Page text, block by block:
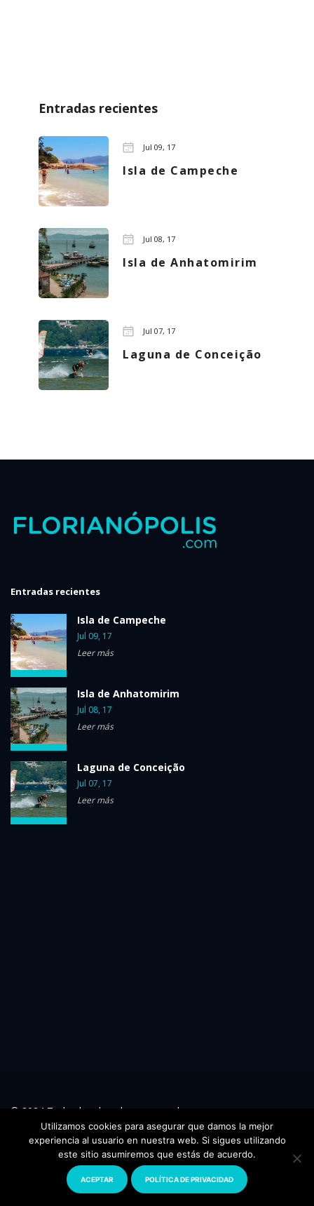
Entradas recientes
Jul 09, 17
Isla de Campeche
Jul 08, 17
Isla de Anhatomirim
Jul 07, 17
Laguna de Conceição
Entradas recientes
Isla de Campeche
Jul 09, 17
Leer más
Isla de Anhatomirim
Jul 08, 17
Leer más
Laguna de Conceição
Jul 07, 17
Leer más
© 2024 Todos los derechos reservados.
www.florianopolis.com
Utilizamos cookies para asegurar que damos la mejor
experiencia al usuario en nuestra web. Si sigues utilizando
este sitio asumiremos que estás de acuerdo.
ACEPTAR POLÍTICA DE PRIVACIDAD